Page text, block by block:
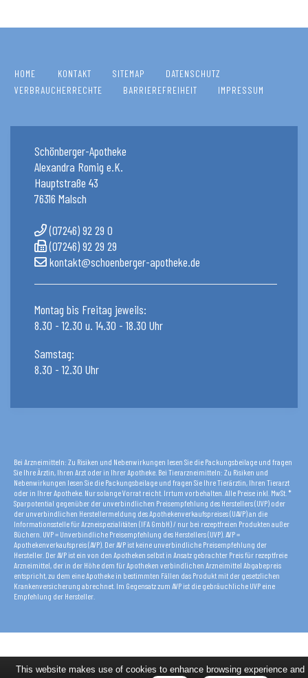
HOME KONTAKT SITEMAP
DATENSCHUTZ
VERBRAUCHERRECHTE
BARRIEREFREIHEIT IMPRESSUM
Schönberger-Apotheke
Alexandra Romig e.K.
Hauptstraße 43
76316 Malsch
(07246) 92 29 0
(07246) 92 29 29
kontakt@schoenberger-apotheke.de
Montag bis Freitag jeweils:
8.30 - 12.30 u. 14.30 - 18.30 Uhr
Samstag:
8.30 - 12.30 Uhr
Bei Arzneimitteln: Zu Risiken und Nebenwirkungen lesen Sie die Packungsbeilage und fragen
Sie Ihre Ärztin, Ihren Arzt oder in Ihrer Apotheke. Bei Tierarzneimitteln: Zu Risiken und
Nebenwirkungen lesen Sie die Packungsbeilage und fragen Sie Ihre Tierärztin, Ihren Tierarzt
oder in Ihrer Apotheke. Nur solange Vorrat reicht. Irrtum vorbehalten. Alle Preise inkl. MwSt. *
Sparpotential gegenüber der unverbindlichen Preisempfehlung des Herstellers (UVP) oder
der unverbindlichen Herstellermeldung des Apothekenverkaufspreises (UAVP) an die
Informationsstelle für Arzneispezialitäten (IFA GmbH) / nur bei rezeptfreien Produkten außer
Büchern. UVP = Unverbindliche Preisempfehlung des Herstellers (UVP). AVP =
Apothekenverkaufspreis (AVP). Der AVP ist keine unverbindliche Preisempfehlung der
Hersteller. Der AVP ist ein von den Apotheken selbst in Ansatz gebrachter Preis für rezeptfreie
Arzneimittel, der in der Höhe dem für Apotheken verbindlichen Arzneimittel Abgabepreis
entspricht, zu dem eine Apotheke in bestimmten Fällen das Produkt mit der gesetzlichen
Krankenversicherung abrechnet. Im Gegensatz zum AVP ist die gebräuchliche UVP eine
Empfehlung der Hersteller.
This website makes use of cookies to enhance browsing experience and